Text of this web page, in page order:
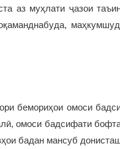
аз муҳлати ҷазои
бемориҳои омоси
омоси бадсифати
бадан мансуб